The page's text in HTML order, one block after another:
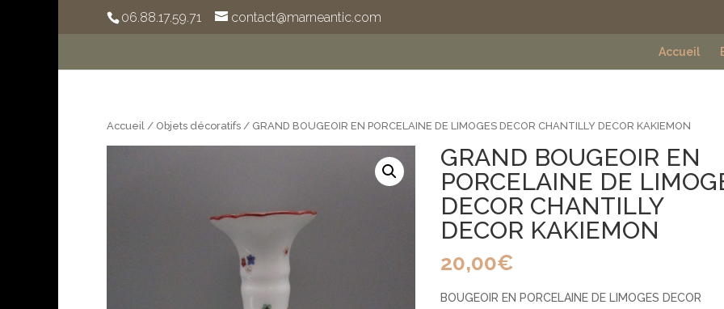
06.88.17.59.71 contact@marneantic.com
Accueil
Accueil / Objets décoratifs / GRAND BOUGEOIR EN PORCELAINE DE LIMOGES DECOR CHANTILLY DECOR KAKIEMON
GRAND BOUGEOIR EN
PORCELAINE DE
DECOR CHANTILLY
DECOR KAKIEMON
20,00€
BOUGEOIR EN PORCELAINE DE LIMOGES DECOR